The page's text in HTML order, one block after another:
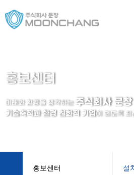
홍보센터
미래와 환경을 생각하는 주식회사 문창
기술축적과 환경 친화적 기업 이 되도록 최
홍보센터 설